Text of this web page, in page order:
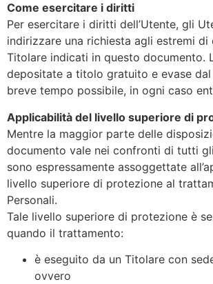
Come esercitare i diritti
Per esercitare i diritti dell’Utente, gli
indirizzare una richiesta agli estremi
Titolare indicati in questo documento.
depositate a titolo gratuito e evase
breve tempo possibile, in ogni caso
Applicabilità del livello superiore di
Mentre la maggior parte delle
documento vale nei confronti di tutti
sono espressamente assoggettate
livello superiore di protezione al
Personali.
Tale livello superiore di protezione è
quando il trattamento:
è eseguito da un Titolare con
ovvero